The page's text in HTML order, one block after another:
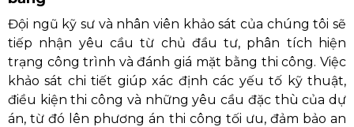
Đội ngũ kỹ sư và nhân viên khảo sát của chúng tôi sẽ
tiếp nhận yêu cầu từ chủ đầu tư, phân tích hiện
trạng công trình và đánh giá mặt bằng thi công. Việc
khảo sát chi tiết giúp xác định các yếu tố kỹ thuật,
điều kiện thi công và những yêu cầu đặc thù của dự
án, từ đó lên phương án thi công tối ưu, đảm bảo an